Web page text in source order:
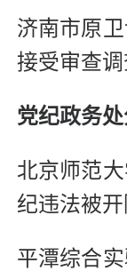
济南市原
接受审查调
党纪政务
北京师范
纪违法被
平潭综合